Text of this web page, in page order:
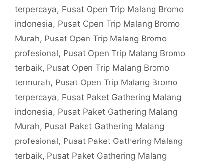
terpercaya, Pusat Open Trip Malang Bromo
indonesia, Pusat Open Trip Malang Bromo
Murah, Pusat Open Trip Malang Bromo
profesional, Pusat Open Trip Malang Bromo
terbaik, Pusat Open Trip Malang Bromo
termurah, Pusat Open Trip Malang Bromo
terpercaya, Pusat Paket Gathering Malang
indonesia, Pusat Paket Gathering Malang
Murah, Pusat Paket Gathering Malang
profesional, Pusat Paket Gathering Malang
terbaik, Pusat Paket Gathering Malang